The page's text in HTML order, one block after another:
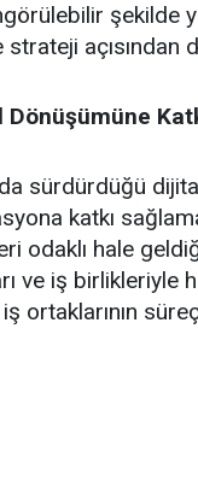
şekilde
açısından
sürdürdüğü
katkı
odaklı hale
ve iş birlikleriyle
ortaklarının